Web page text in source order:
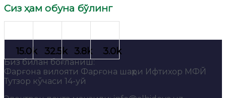
Сиз ҳам обуна бўлинг
Биз билан боғланиш:
Фарғона вилояти Фарғона шаҳри Ифтихор МФЙ
Тутзор кўчаси 14-уй